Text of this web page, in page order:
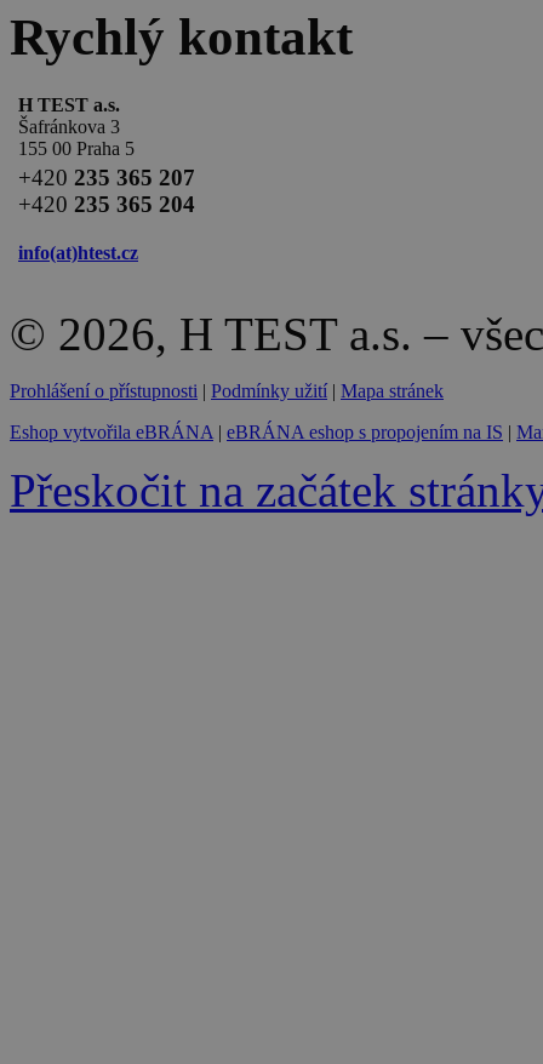
Rychlý kontakt
H TEST a.s.
Šafránkova 3
155 00 Praha 5
+420 235 365 207
+420 235 365 204
info(at)htest.cz
© 2026, H TEST a.s. –
Prohlášení o přístupnosti | Podmínky užití | Mapa stránek
Eshop vytvořila eBRÁNA | eBRÁNA eshop s propojením na IS |
Přeskočit na začátek